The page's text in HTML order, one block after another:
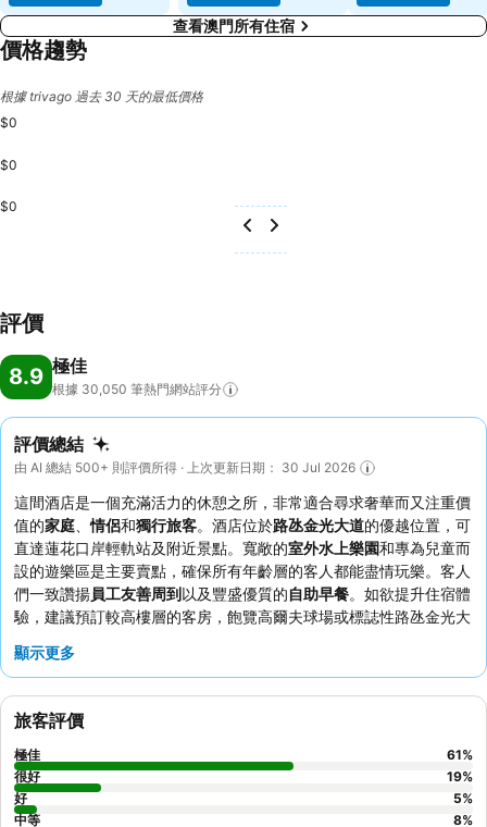
查看澳門所有住宿
價格趨勢
根據 trivago 過去 30 天的最低價格
$0
$0
$0
評價
8.9 極佳
根據 30,050 筆熱門網站評分
評價總結
由 AI 總結 500+ 則評價所得 · 上次更新日期： 30 Jul 2026
這間酒店是一個充滿活力的休憩之所，非常適合尋求奢華而又注重價
值的家庭 、情侶和獨行旅客。酒店位於路氹金光大道的優越位置，可
直達蓮花口岸輕軌站及附近景點。寬敞的室外水上樂園和專為兒童而
設的遊樂區是主要賣點，確保所有年齡層的客人都能盡情玩樂。客人
們一致讚揚員工友善周到以及豐盛優質的自助早餐。如欲提升住宿體
驗，建議預訂較高樓層的客房，飽覽高爾夫球場或標誌性路氹金光大
顯示更多
旅客評價
極佳 61%
很好
19%
好
5%
中等
8%